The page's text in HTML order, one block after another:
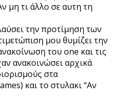
μη τι άλλο σε αυτη τη
την προτίμηση των
μου θυμίζει την
του one και τις
ανακοινώσει αρχικά
στα
και το στυλακι “Αν